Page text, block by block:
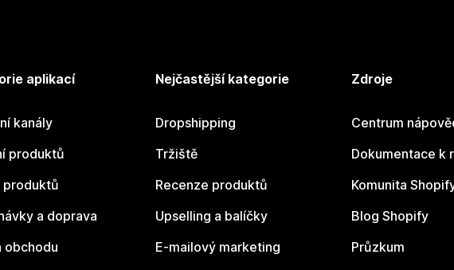
aplikací
kanály
produktů
produktů
a doprava
obchodu
Nejčastější kategorie
Dropshipping
Tržiště
Recenze produktů
Upselling a balíčky
E-mailový marketing
Zdroje
Centrum
Dokumentace k
Komunita
Blog Shopify
Průzkum